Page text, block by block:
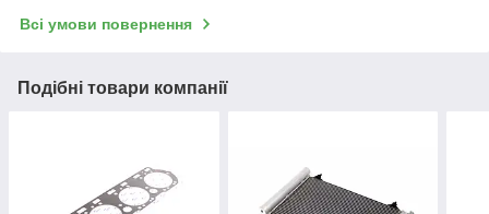
Всі умови повернення
Подібні товари компанії